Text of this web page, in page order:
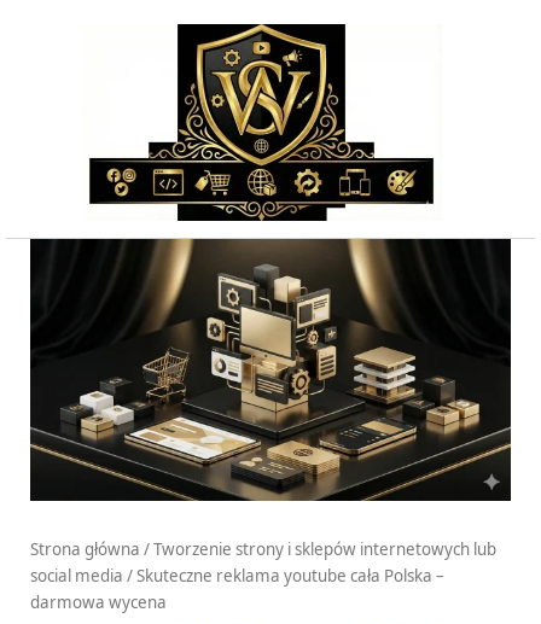
Strona główna /Tworzenie strony i sklepów internetowych lub
social media / Skuteczne reklama youtube cała Polska –
darmowa wycena
darmowa
wycena